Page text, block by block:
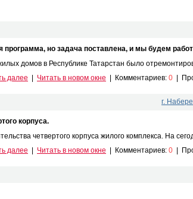
но задача поставлена, и мы будем
домов в Республике Татарстан было
далее
Читать в новом окне Комментариев: 0
г.
корпуса.
четвертого корпуса жилого комплекса. На
далее
Читать в новом окне Комментариев: 0